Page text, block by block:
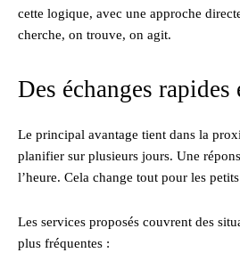
cette logique, avec une approche
cherche, on trouve, on agit.
Des échanges rapides
Le principal avantage tient dans la
planifier sur plusieurs jours. Une
l’heure. Cela change tout pour les
Les services proposés couvrent des
plus fréquentes :